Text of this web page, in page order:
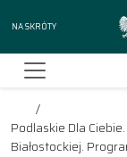
Na
Podlaskie Dla
Białostockiej.